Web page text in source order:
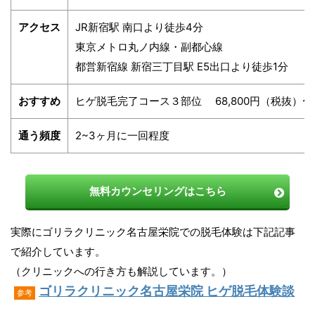
アクセス
JR新宿駅 南口より徒歩4分
東京メトロ丸ノ内線・副都心線
都営新宿線 新宿三丁目駅 E5出口より徒歩1分
おすすめ ヒゲ脱毛完了コース３部位 68,800円（税抜）〜
通う頻度 2~3ヶ月に一回程度
無料カウンセリングはこちら
実際にゴリラクリニック名古屋栄院での脱毛体験は下記記事
で紹介しています。
（クリニックへの行き方も解説しています。）
参考 ゴリラクリニック名古屋栄院 ヒゲ脱毛体験談